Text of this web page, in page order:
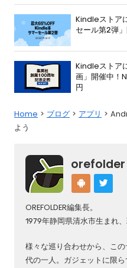
Kindleストア
セール第2弾
Kindleストア
画」開催中！
円
Home ブログ アプリ
よう
orefolder
OREFOLDER編集長。
1979年静岡県清水市生まれ
様々な巡り合わせから、こ
代の一人。ガジェットに限